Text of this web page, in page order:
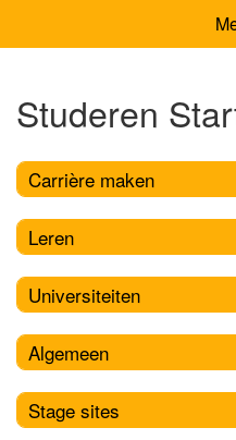
Studeren
Carrière maken
Leren
Universiteiten
Algemeen
Stage sites